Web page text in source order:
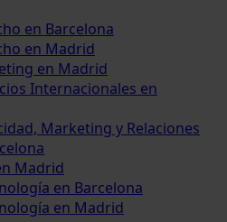
en Barcelona
en Madrid
en Madrid
Internacionales en
Marketing y Relaciones
Madrid
en Barcelona
en Madrid